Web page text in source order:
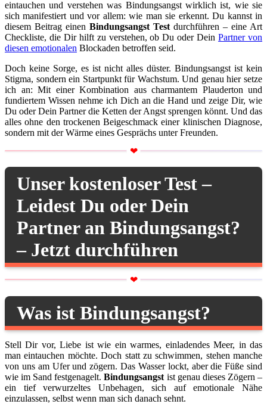
eintauchen und verstehen was Bindungsangst wirklich ist, wie sie
sich manifestiert und vor allem: wie man sie erkennt. Du kannst in
diesem Beitrag einen Bindungsangst Test durchführen – eine Art
Checkliste, die Dir hilft zu verstehen, ob Du oder DeinPartner von
diesen emotionalen Blockaden betroffen seid.
Doch keine Sorge, es ist nicht alles düster. Bindungsangst ist kein
Stigma, sondern ein Startpunkt für Wachstum. Und genau hier setze
ich an: Mit einer Kombination aus charmantem Plauderton und
fundiertem Wissen nehme ich Dich an die Hand und zeige Dir, wie
Du oder Dein Partner die Ketten der Angst sprengen könnt. Und das
alles ohne den trockenen Beigeschmack einer klinischen Diagnose,
sondern mit der Wärme eines Gesprächs unter Freunden.
Unser kostenloser Test –
Leidest Du oder Dein
Partner an Bindungsangst?
– Jetzt durchführen
Was ist Bindungsangst?
Stell Dir vor, Liebe ist wie ein warmes, einladendes Meer, in das
man eintauchen möchte. Doch statt zu schwimmen, stehen manche
von uns am Ufer und zögern. Das Wasser lockt, aber die Füße sind
wie im Sand festgenagelt.Bindungsangst ist genau dieses Zögern –
ein tief verwurzeltes Unbehagen, sich auf emotionale Nähe
einzulassen, selbst wenn man sich danach sehnt.